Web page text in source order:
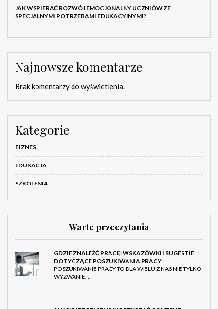
JAK WSPIERAĆ ROZWÓJ EMOCJONALNY UCZNIÓW ZE
SPECJALNYMI POTRZEBAMI EDUKACYJNYMI?
Najnowsze komentarze
Brak komentarzy do wyświetlenia.
Kategorie
BIZNES
EDUKACJA
SZKOLENIA
Warte przeczytania
GDZIE ZNALEŹĆ PRACĘ: WSKAZÓWKI I SUGESTIE
DOTYCZĄCE POSZUKIWANIA PRACY
POSZUKIWANIE PRACY TO DLA WIELU Z NAS NIE TYLKO
WYZWANIE, …